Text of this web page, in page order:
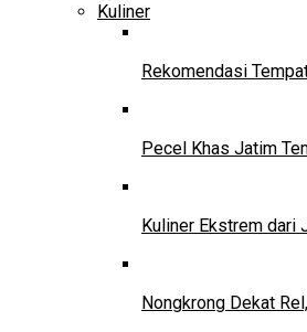
Kuliner
Rekomendasi
Pecel Khas Jatim
Kuliner Ekstrem dari
Nongkrong Dekat